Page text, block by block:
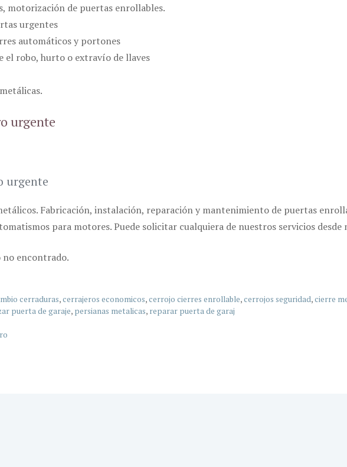
motorización de puertas enrollables.
urgentes
automáticos y portones
el robo, hurto o extravío de llaves
urgente
urgente
Fabricación, instalación, reparación y mantenimiento de puertas
para motores. Puede solicitar cualquiera de nuestros servicios
encontrado.
cerraduras,cerrajeros economicos,cerrojo cierres enrollable,cerrojos seguridad,cierre
puerta de garaje, persianas metalicas, reparar puerta de garaj